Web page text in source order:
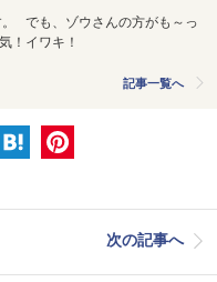
でも、ゾウさんの方がも～っ
！イワキ！
記事一覧へ
次の記事へ